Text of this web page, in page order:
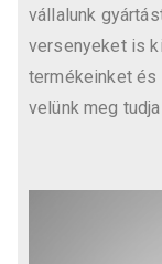
vállalunk
versenyeket is
termékeinket és
velünk meg